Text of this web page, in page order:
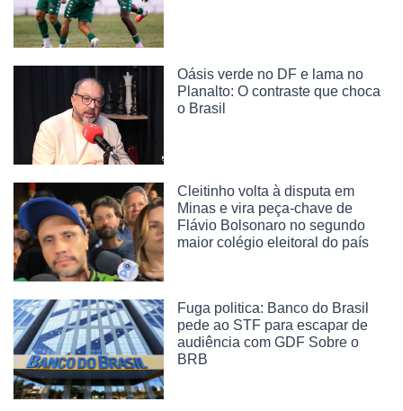
Oásis verde no DF e lama no
Planalto: O contraste que choca
o Brasil
Cleitinho volta à disputa em
Minas e vira peça-chave de
Flávio Bolsonaro no segundo
maior colégio eleitoral do país
Fuga politica: Banco do Brasil
pede ao STF para escapar de
audiência com GDF Sobre o
BRB